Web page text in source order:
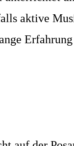
aktive